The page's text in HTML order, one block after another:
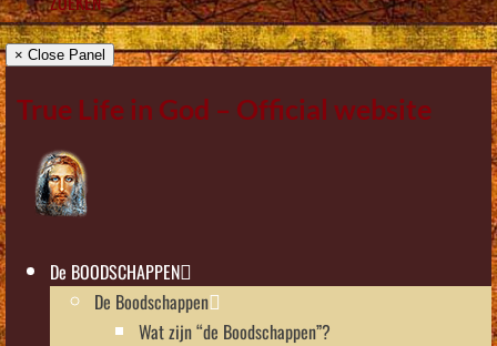
× Close Panel
True Life in God – Official website
De BOODSCHAPPEN
De Boodschappen
Wat zijn “de Boodschappen”?